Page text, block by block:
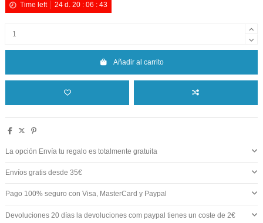
Time left 24 d. 20 :06 :42
Añadir al carrito
La opción Envía tu regalo es totalmente gratuita
Envíos gratis desde 35€
Pago 100% seguro con Visa, MasterCard y Paypal
Devoluciones 20 días la devoluciones com paypal tienes un coste de 2€